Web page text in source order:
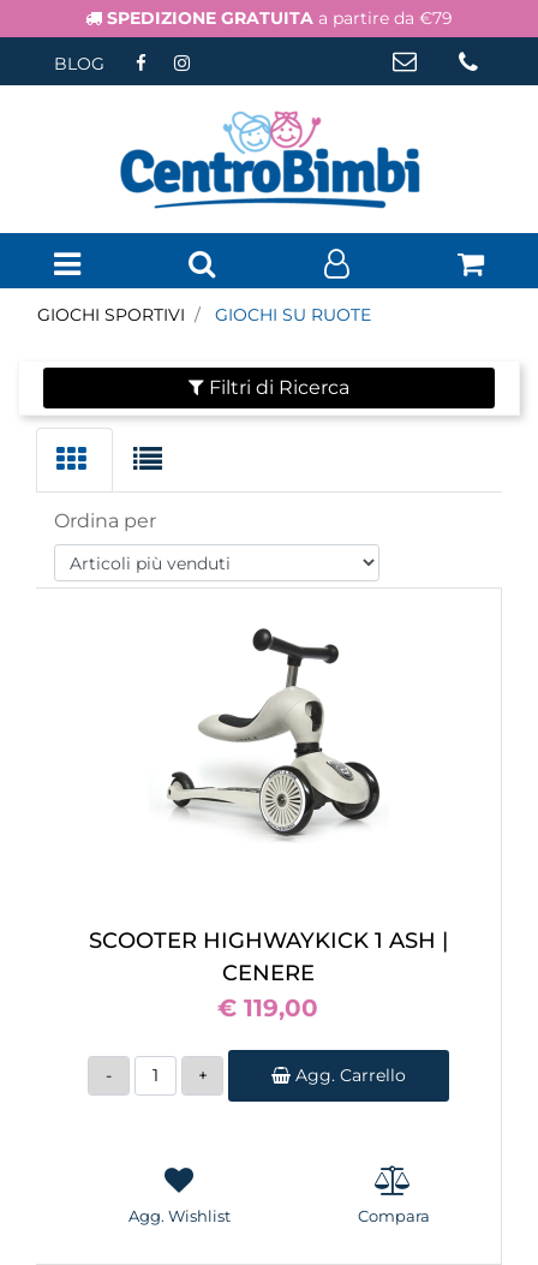
SPEDIZIONE GRATUITA a partire da €79
BLOG
Open menu
GIOCHI SPORTIVI GIOCHI SU RUOTE
Filtri di Ricerca
Ordina per
SCOOTER HIGHWAYKICK 1 ASH |
CENERE
€ 119,00
Quantità
Agg. Carrello
Agg. Wishlist Compara